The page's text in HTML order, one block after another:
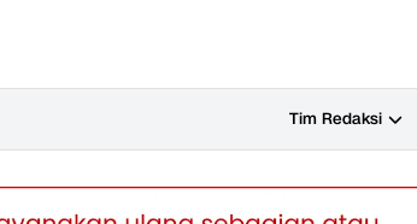
Tim Redaksi